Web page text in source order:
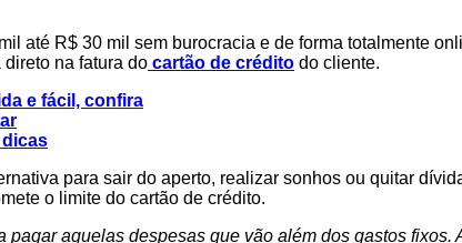
até R$ 30 mil sem burocracia e de forma totalmente
na fatura do cartão de crédito do cliente.
e fácil, confira
para sair do aperto, realizar sonhos ou quitar
o limite do cartão de crédito.
aquelas despesas que vão além dos gastos